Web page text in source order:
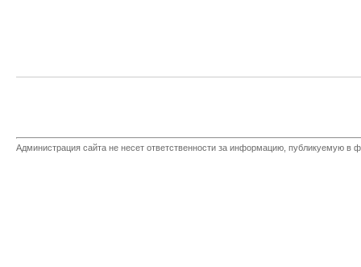
Администрация сайта не несет ответственности за информацию, публикуемую